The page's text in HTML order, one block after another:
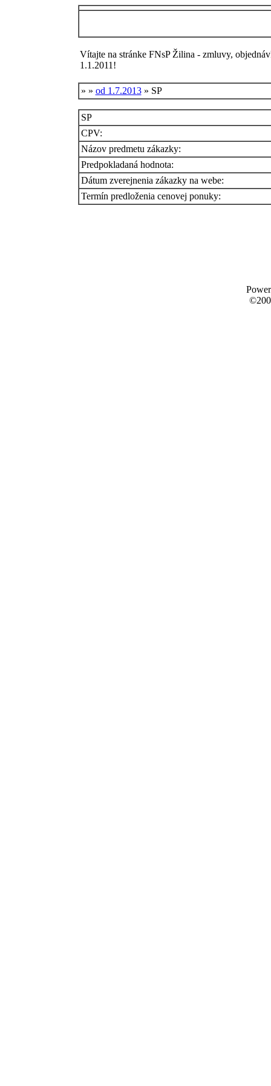
Vítajte na stránke FNsP Žilina - zmluvy,
1.1.2011!
» » od 1.7.2013» SP
SP
CPV:
Názov predmetu zákazky:
Predpokladaná hodnota:
Dátum zverejnenia zákazky na webe:
Termín predloženia cenovej ponuky: